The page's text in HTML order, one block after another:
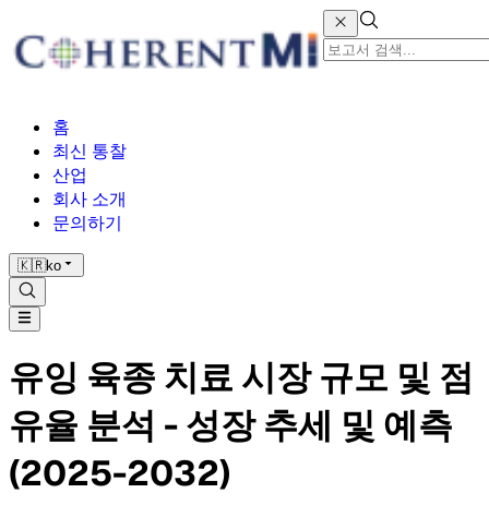
홈
최신 통찰
산업
회사 소개
문의하기
🇰🇷ko
유잉 육종 치료 시장 규모 및 점
유율 분석 - 성장 추세 및 예측
(2025-2032)